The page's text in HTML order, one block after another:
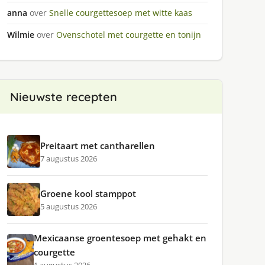
anna over Snelle courgettesoep met witte kaas
Wilmie over Ovenschotel met courgette en tonijn
Nieuwste recepten
Preitaart met cantharellen
7 augustus 2026
Groene kool stamppot
5 augustus 2026
Mexicaanse groentesoep met gehakt en
courgette